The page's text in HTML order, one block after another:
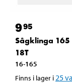
995
Sågklinga 165
18T
16-165
Finns i lager i 25